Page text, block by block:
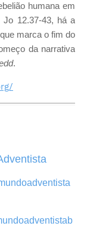
humana em
12.37-43, há a
marca o fim do
da narrativa
.